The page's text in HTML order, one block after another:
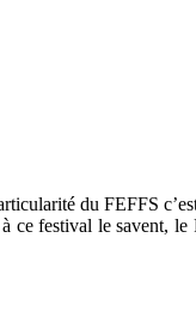
du FEFFS
festival le savent,